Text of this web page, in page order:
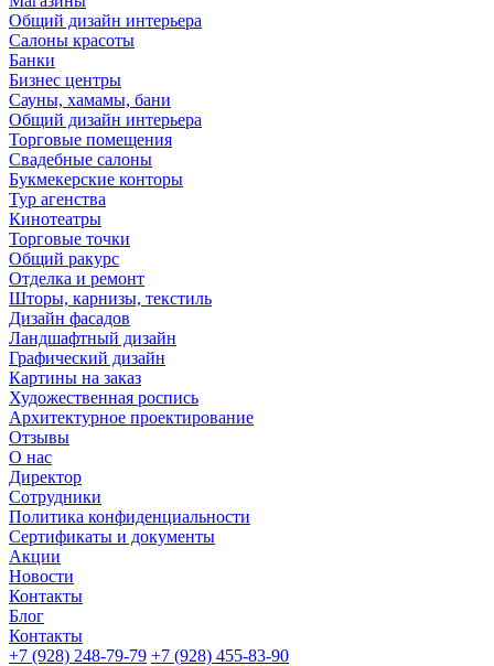
Общий дизайн интерьера
Салоны красоты
Банки
Бизнес центры
Сауны, хамамы, бани
Общий дизайн интерьера
Торговые помещения
Свадебные салоны
Букмекерские конторы
Тур агенства
Кинотеатры
Торговые точки
Общий ракурс
Отделка и ремонт
Шторы, карнизы, текстиль
Дизайн фасадов
Ландшафтный дизайн
Графический дизайн
Картины на заказ
Художественная роспись
Архитектурное проектирование
Отзывы
О нас
Директор
Сотрудники
Политика конфиденциальности
Сертификаты и документы
Акции
Новости
Контакты
Блог
Контакты
+7 (928) 248-79-79 +7 (928) 455-83-90